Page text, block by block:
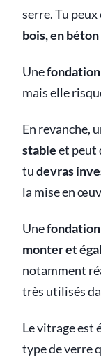
serre. Tu
bois, en
Une
mais elle
En revanche,
stableet peut
tudevras
la mise en
Une
monter et
notamment
très utilisés
Le vitrage est
type de verre